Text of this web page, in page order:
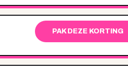
PAK DEZE KORTING